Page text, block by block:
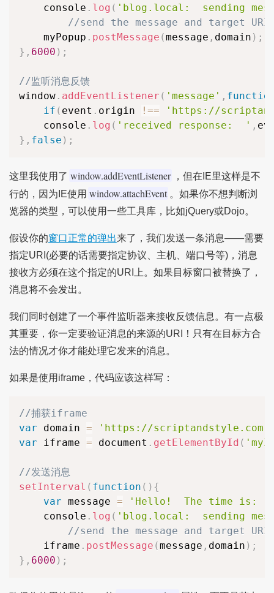
	console
. log ( 'blog.local:  sending
//send the message and target URI
	myPopup
. postMessage (message , domain ) ;
} , 6000 ) ;
//监听消息反馈
window. addEventListener ( 'message' ,
if ( event . origin ! ==
'https://
	console
. log ( 'received response:  ' ,
} , false ) ;
这里我使用了 window.addEventListener
，但在IE里这样是不
行的，因为IE使用 window.attachEvent 。如果你不想判断浏
览器的类型，可以使用一些工具库，比如jQuery或Dojo。
假设你的窗口正常的弹出来了，我们发送一条消息——需要
指定URI(必要的话需要指定协议、主机、端口号等)，消息
接收方必须在这个指定的URI上。如果目标窗口被替换了，
消息将不会发出。
我们同时创建了一个事件监听器来接收反馈信息。有一点极
其重要，你一定要验证消息的来源的URI！只有在目标方合
法的情况才你才能处理它发来的消息。
如果是使用iframe，代码应该这样写：
//捕获iframe
var domain = 'https://scriptandstyle.com'
var iframe = document . getElementById (
//发送消息
setInterval ( function ( ) {
var message =
'Hello!  The time is: '
	console
. log ( 'blog.local:  sending
//send the message and target URI
	iframe
. postMessage (message , domain ) ;
} , 6000 ) ;